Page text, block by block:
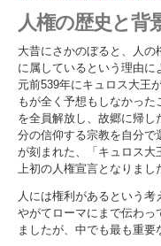
人権の歴史と背
大昔にさかのぼると、人
に属しているという理由
元前539年にキュロス大王
もが全く予想もしなかった
を全員解放し、故郷に帰し
分の信仰する宗教を自分で
が刻まれた、「キュロス大
上初の人権宣言となりまし
人には権利があるという考
やがてローマにまで伝わっ
ましたが、中でも最も重要